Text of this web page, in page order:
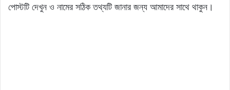
পোস্টটি দেখুন ও নামের সঠিক তথ্যটি জানার জন্য আমাদের সাথে থাকুন।